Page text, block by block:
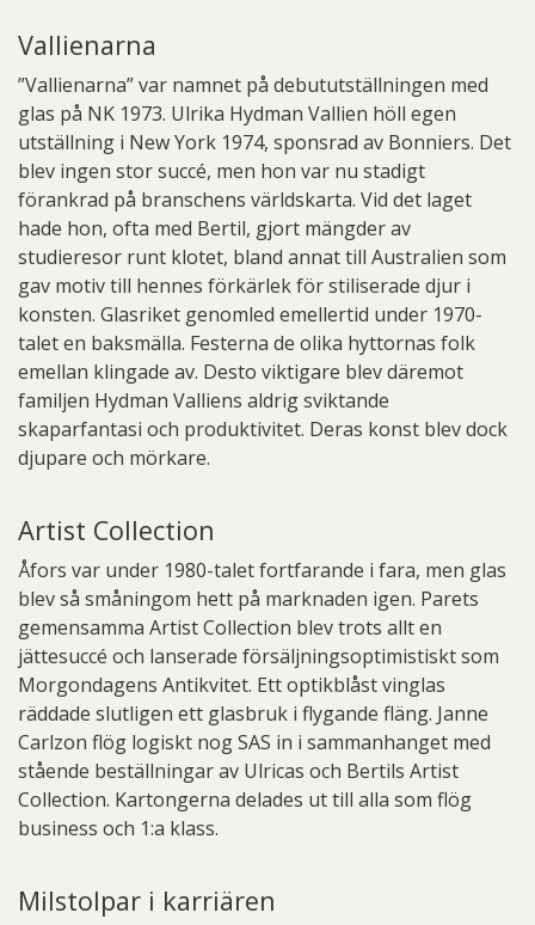
Vallienarna
”Vallienarna” var namnet på debututställningen med
glas på NK 1973. Ulrika Hydman Vallien höll egen
utställning i New York 1974, sponsrad av Bonniers. Det
blev ingen stor succé, men hon var nu stadigt
förankrad på branschens världskarta. Vid det laget
hade hon, ofta med Bertil, gjort mängder av
studieresor runt klotet, bland annat till Australien som
gav motiv till hennes förkärlek för stiliserade djur i
konsten. Glasriket genomled emellertid under 1970-
talet en baksmälla. Festerna de olika hyttornas folk
emellan klingade av. Desto viktigare blev däremot
familjen Hydman Valliens aldrig sviktande
skaparfantasi och produktivitet. Deras konst blev dock
djupare och mörkare.
Artist Collection
Åfors var under 1980-talet fortfarande i fara, men glas
blev så småningom hett på marknaden igen. Parets
gemensamma Artist Collection blev trots allt en
jättesuccé och lanserade försäljningsoptimistiskt som
Morgondagens Antikvitet. Ett optikblåst vinglas
räddade slutligen ett glasbruk i flygande fläng. Janne
Carlzon flög logiskt nog SAS in i sammanhanget med
stående beställningar av Ulricas och Bertils Artist
Collection. Kartongerna delades ut till alla som flög
business och 1:a klass.
Milstolpar i karriären